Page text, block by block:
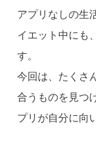
アプリなしの生
イエット中にも
す。
今回は、たくさ
合うものを見つ
プリが自分に向